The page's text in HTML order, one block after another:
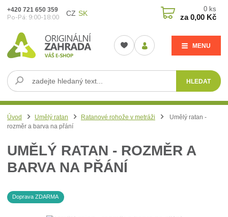
CZ SK
MENU
HLEDAT
+420 721 650 359
Po-Pá: 9:00-18:00
0 ks
za0,00 Kč
Úvod Umělý ratan Ratanové rohože v metráži
Umělý ratan -
rozměr a barva na přání
UMĚLÝ RATAN - ROZMĚR A
BARVA NA PŘÁNÍ
Doprava ZDARMA